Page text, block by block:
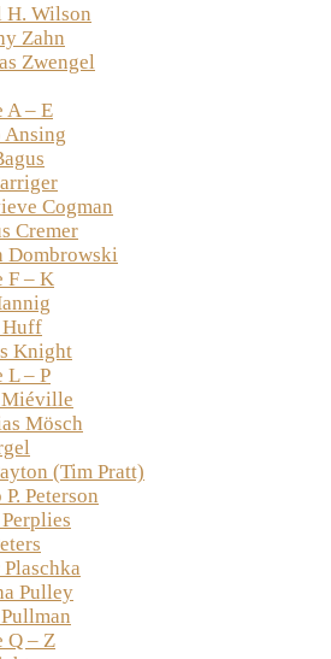
H. Wilson
Zahn
Zwengel
A – E
Ansing
Cogman
Cremer
Dombrowski
F – K
Huff
Knight
L – P
Mösch
(Tim Pratt)
Peterson
Pulley
Q – Z